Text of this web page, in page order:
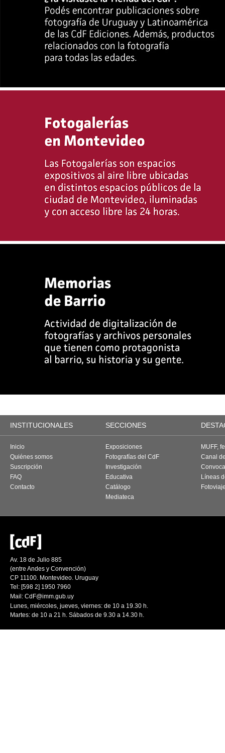
INSTITUCIONALES SECCIONES
Inicio
Quiénes somos
Suscripción
FAQ
Contacto
Exposiciones
Fotografías del CdF
Investigación
Educativa
Catálogo
Mediateca
MUFF,
Canal
Líneas
Av. 18 de Julio 885
(entre Andes y Convención)
CP 11100. Montevideo. Uruguay
Tel: [598 2] 1950 7960
Mail: CdF@imm.gub.uy
Lunes, miércoles, jueves, viernes: de 10 a 19.30 h.
Martes: de 10 a 21 h. Sábados de 9.30 a 14.30 h.